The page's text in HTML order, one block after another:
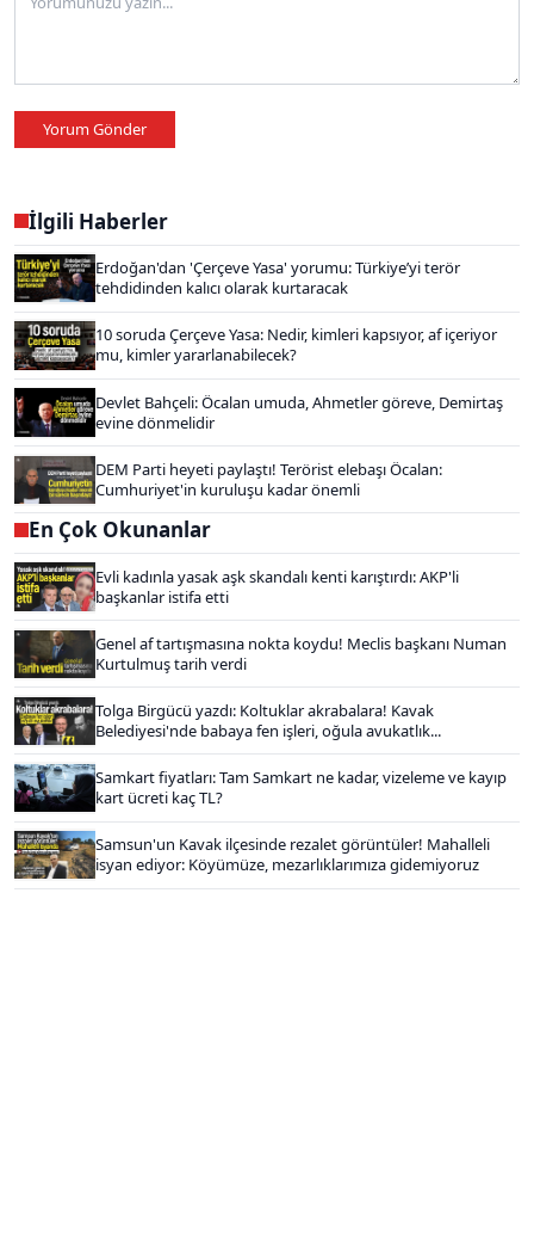
Yorum Gönder
İlgili Haberler
Erdoğan'dan 'Çerçeve Yasa' yorumu: Türkiye’yi terör
tehdidinden kalıcı olarak kurtaracak
10 soruda Çerçeve Yasa: Nedir, kimleri kapsıyor, af içeriyor
mu, kimler yararlanabilecek?
Devlet Bahçeli: Öcalan umuda, Ahmetler göreve, Demirtaş
evine dönmelidir
DEM Parti heyeti paylaştı! Terörist elebaşı Öcalan:
Cumhuriyet'in kuruluşu kadar önemli
En Çok Okunanlar
Evli kadınla yasak aşk skandalı kenti karıştırdı: AKP'li
başkanlar istifa etti
Genel af tartışmasına nokta koydu! Meclis başkanı Numan
Kurtulmuş tarih verdi
Tolga Birgücü yazdı: Koltuklar akrabalara! Kavak
Belediyesi'nde babaya fen işleri, oğula avukatlık...
Samkart fiyatları: Tam Samkart ne kadar, vizeleme ve kayıp
kart ücreti kaç TL?
Samsun'un Kavak ilçesinde rezalet görüntüler! Mahalleli
isyan ediyor: Köyümüze, mezarlıklarımıza gidemiyoruz